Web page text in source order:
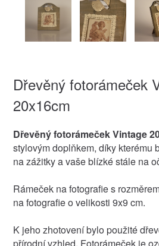
Dřevěný fotorámeček
20x16cm
Dřevěný fotorámeček Vintage
stylovým doplňkem, díky kterému
na zážitky a vaše blízké stále na
Rámeček na fotografie s
na fotografie o velikosti 9x9 cm.
K jeho zhotovení bylo použité